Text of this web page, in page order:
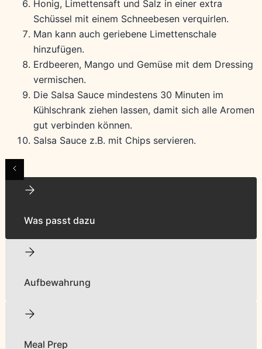
Honig, Limettensaft und Salz in einer extra
Schüssel mit einem Schneebesen verquirlen.
Man kann auch geriebene Limettenschale
hinzufügen.
Erdbeeren, Mango und Gemüse mit dem Dressing
vermischen.
Die Salsa Sauce mindestens 30 Minuten im
Kühlschrank ziehen lassen, damit sich alle Aromen
gut verbinden können.
Salsa Sauce z.B. mit Chips servieren.
Was passt dazu
Aufbewahrung
Meal Prep